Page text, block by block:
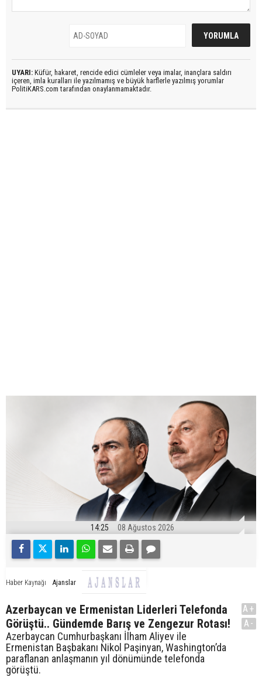
UYARI: Küfür, hakaret, rencide edici cümleler veya imalar, inançlara saldırı
içeren, imla kuralları ile yazılmamış ve büyük harflerle yazılmış yorumlar
PolitiKARS.com tarafından onaylanmamaktadır.
14:25 08 Ağustos 2026
Haber Kaynağı Ajanslar
Azerbaycan ve Ermenistan Liderleri Telefonda
Görüştü.. Gündemde Barış ve Zengezur Rotası!
Azerbaycan Cumhurbaşkanı İlham Aliyev ile
Ermenistan Başbakanı Nikol Paşinyan, Washington’da
paraflanan anlaşmanın yıl dönümünde telefonda
görüştü.
A+
A-